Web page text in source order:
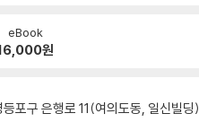
eBook
원
포구 은행로 11(여의도동, 일신빌딩)